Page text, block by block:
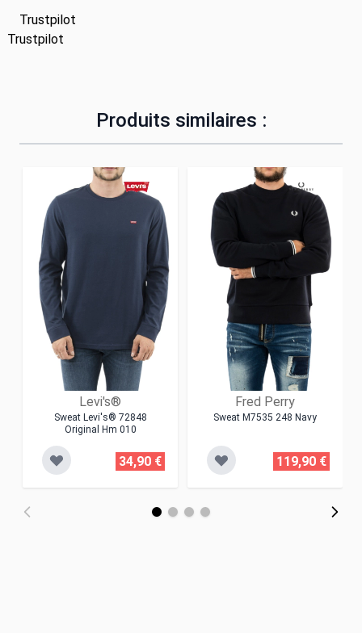
Trustpilot
Trustpilot
Produits similaires :
Levi's®
Sweat Levi's® 72848
Original Hm 010
34,90 €
Fred Perry
Sweat M7535 248 Navy
119,90 €